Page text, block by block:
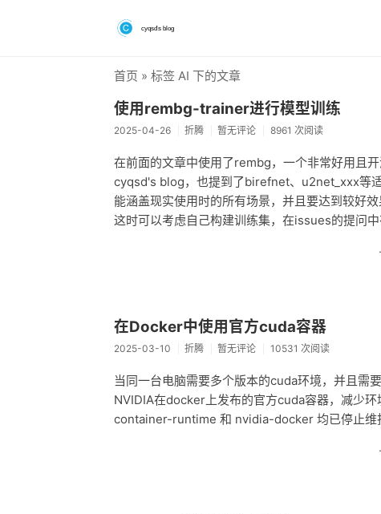
首页 » 标签 AI 下的文章
使用rembg-trainer进行模型训练
2025-04-26 折腾 暂无评论 8961 次阅读
在前面的文章中使用了rembg，一个非常好用且
cyqsd's blog，也提到了birefnet、u2net_xxx等
能涵盖现实使用时的所有场景，并且要达到较好
这时可以考虑自己构建训练集，在issues的提问
在Docker中使用官方cuda容器
2025-03-10 折腾 暂无评论 10531 次阅读
当同一台电脑需要多个版本的cuda环境，并且
NVIDIA在docker上发布的官方cuda容器，减少
container-runtime 和 nvidia-docker 均已停止